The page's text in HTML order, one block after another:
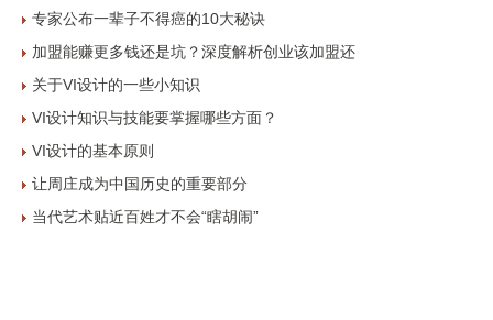
专家公布一辈子不得癌的10大秘诀
加盟能赚更多钱还是坑？深度解析创业该加盟还
关于VI设计的一些小知识
VI设计知识与技能要掌握哪些方面？
VI设计的基本原则
让周庄成为中国历史的重要部分
当代艺术贴近百姓才不会“瞎胡闹”